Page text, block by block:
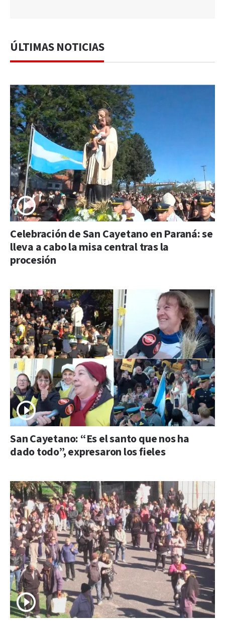
ÚLTIMAS NOTICIAS
Celebración de San Cayetano en Paraná: se
lleva a cabo la misa central tras la
procesión
San Cayetano: “Es el santo que nos ha
dado todo”, expresaron los fieles